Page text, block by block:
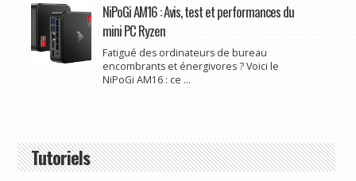
NiPoGi AM16 : Avis, test et performances du
mini PC Ryzen
Fatigué des ordinateurs de bureau
encombrants et énergivores ? Voici le
NiPoGi AM16 : ce ...
Tutoriels